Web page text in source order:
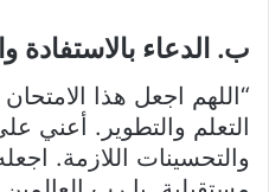
ب. الدعاء بالاستفادة
“اللهم اجعل هذا
التعلم والتطوير. أعني
والتحسينات اللازمة.